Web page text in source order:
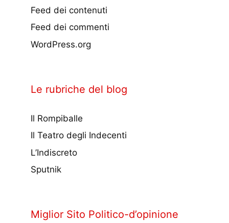
Feed dei contenuti
Feed dei commenti
WordPress.org
Le rubriche del blog
Il Rompiballe
Il Teatro degli Indecenti
L’Indiscreto
Sputnik
Miglior Sito Politico-d’opinione